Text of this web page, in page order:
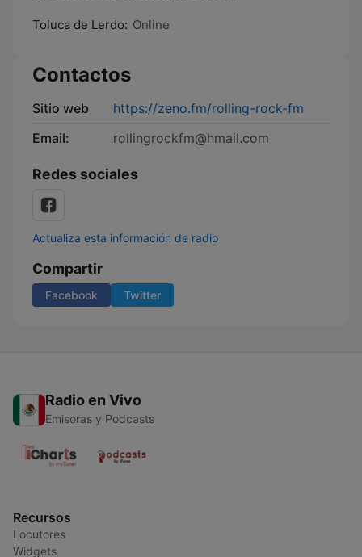
Toluca de Lerdo: Online
Contactos
Sitio web
https://zeno.fm/rolling-rock-fm
Email:
rollingrockfm@hmail.com
Redes sociales
Actualiza esta información de radio
Compartir
Facebook Twitter
Radio en Vivo
Emisoras y Podcasts
Recursos
Locutores
Widgets